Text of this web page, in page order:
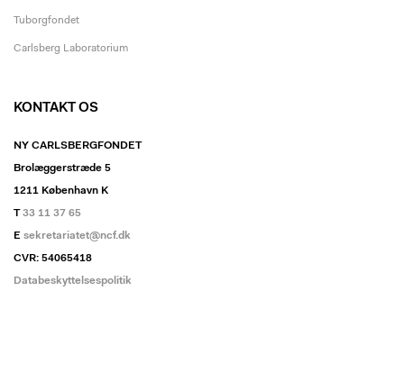
Tuborgfondet
Carlsberg Laboratorium
KONTAKT OS
NY CARLSBERGFONDET
Brolæggerstræde 5
1211 København K
T33 11 37 65
E sekretariatet@ncf.dk
CVR: 54065418
Databeskyttelsespolitik